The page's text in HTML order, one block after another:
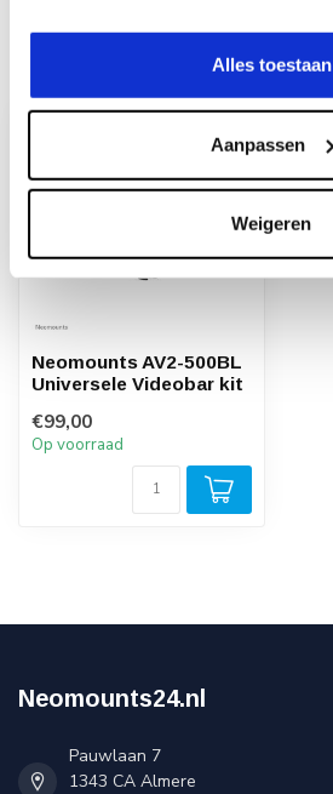
Alles toestaan
Aanpassen
Weigeren
Neomounts AV2-500BL
Universele Videobar kit
€99,00
Op voorraad
Neomounts24.nl
Pauwlaan 7
1343 CA Almere